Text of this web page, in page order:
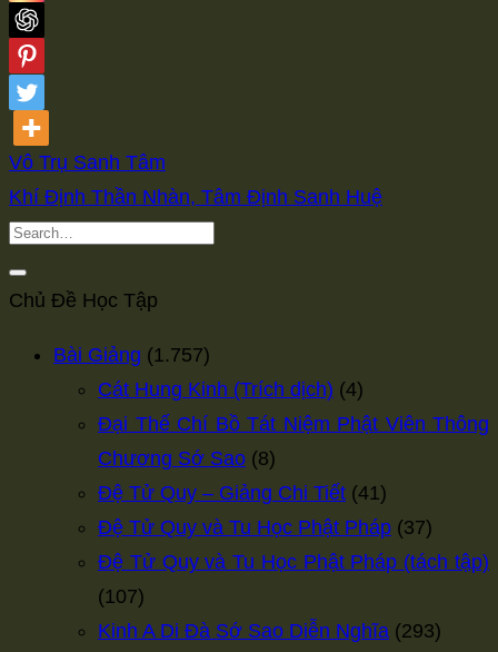
Vô Trụ Sanh Tâm
Khí Định Thần Nhàn, Tâm Định Sanh Huệ
Chủ Đề Học Tập
Bài Giảng (1.757)
Cát Hung Kinh (Trích dịch) (4)
Đại Thế Chí Bồ Tát Niệm Phật Viên Thông
Chương Sớ Sao (8)
Đệ Tử Quy – Giảng Chi Tiết (41)
Đệ Tử Quy và Tu Học Phật Pháp (37)
Đệ Tử Quy và Tu Học Phật Pháp (tách tập)
(107)
Kinh A Di Đà Sớ Sao Diễn Nghĩa (293)